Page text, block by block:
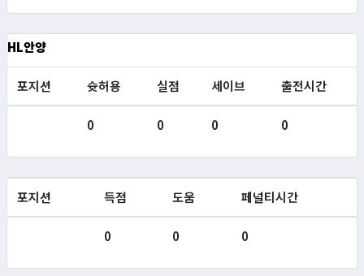
HL안양
포지션 슛허용 실점 세이브 출전시간
0 0 0 0
포지션 득점 도움 페널티시간
0 0 0